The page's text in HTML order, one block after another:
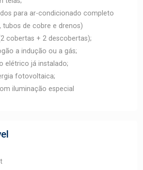
para ar-condicionado completo
tubos de cobre e drenos)
cobertas + 2 descobertas);
a indução ou a gás;
elétrico já instalado;
fotovoltaica;
iluminação especial